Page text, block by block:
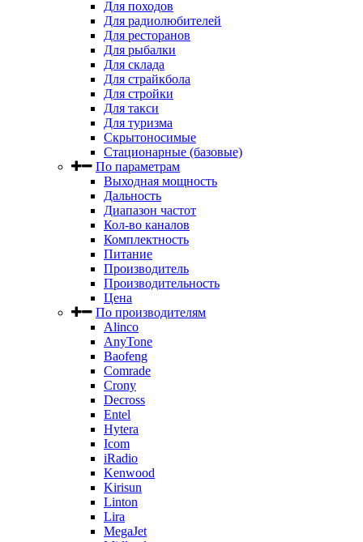
Для походов
Для радиолюбителей
Для ресторанов
Для рыбалки
Для склада
Для страйкбола
Для стройки
Для такси
Для туризма
Скрытоносимые
Стационарные (базовые)
По параметрам
Выходная мощность
Дальность
Диапазон частот
Кол-во каналов
Комплектность
Питание
Производитель
Производительность
Цена
По производителям
Alinco
AnyTone
Baofeng
Comrade
Crony
Decross
Entel
Hytera
Icom
iRadio
Kenwood
Kirisun
Linton
Lira
MegaJet